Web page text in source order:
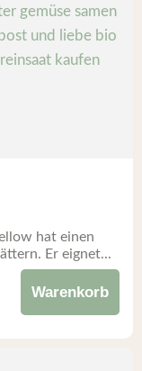
hat einen
Er eignet...
Warenkorb